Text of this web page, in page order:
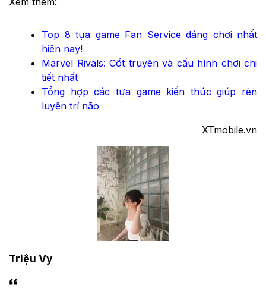
Top 8 tựa game Fan Service đáng chơi nhất
hiện nay!
Marvel Rivals: Cốt truyện và cấu hình chơi chi
tiết nhất
Tổng hợp các tựa game kiến thức giúp rèn
luyện trí não
XTmobile.vn
Triệu Vy